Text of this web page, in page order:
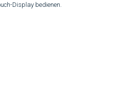
Display bedienen.